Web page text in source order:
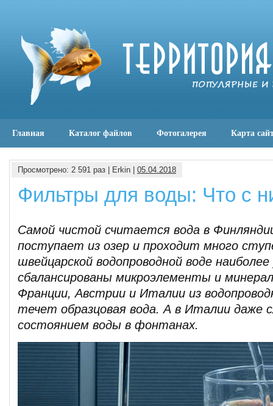
Главная Каталог файлов Фотогалерея Карта
Просмотрено: 2 591 раз | Erkin | 05.04.2018
Фильтры для воды: Что с
Самой чистой считается вода в
поступает из озер и проходит много
швейцарской водопроводной воде наиболее
сбалансированы микроэлементы и
Франции, Австрии и Италии из
течет образцовая вода. А в Италии даже
состоянием воды в фонтанах.